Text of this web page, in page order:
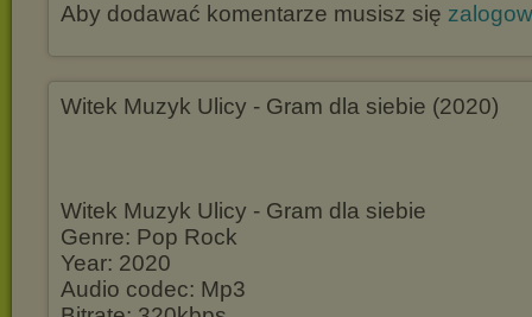
Aby dodawać komentarze musisz się
Witek Muzyk Ulicy - Gram dla siebie (2020)
Witek Muzyk Ulicy - Gram dla siebie
Genre: Pop Rock
Year: 2020
Audio codec: Mp3